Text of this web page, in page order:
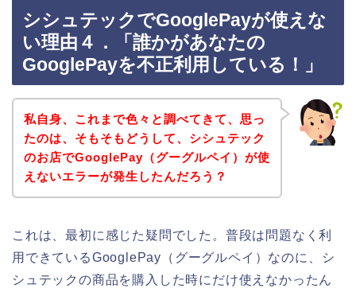
シシュテックでGooglePayが使えな
い理由４．「誰かがあなたの
GooglePayを不正利用している！」
私自身、これまで色々と調べてきて、思っ
たのは、そもそもどうして、シシュテック
のお店でGooglePay（グーグルペイ）が使
えないエラーが発生したんだろう？
これは、最初に感じた疑問でした。普段は問題なく利
用できているGooglePay（グーグルペイ）なのに、シ
シュテックの商品を購入した時にだけ使えなかったん